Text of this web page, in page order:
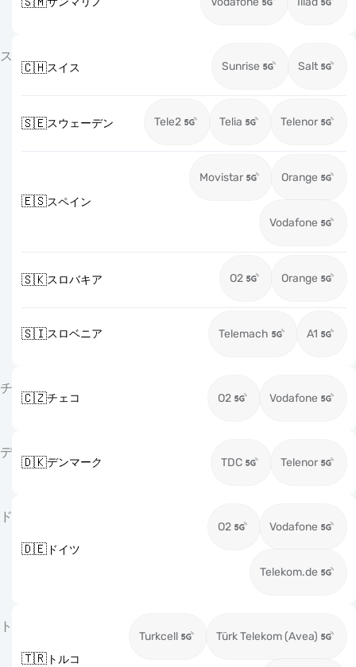
ス
🇨🇭スイス Sunrise Salt
🇸🇪スウェーデン Tele2 Telia Telenor
🇪🇸スペイン
Movistar Orange
Vodafone
🇸🇰スロバキア O2 Orange
🇸🇮スロベニア Telemach A1
チ
🇨🇿チェコ O2 Vodafone
デ
🇩🇰デンマーク TDC Telenor
ド
🇩🇪ドイツ
O2 Vodafone
Telekom.de
ト
🇹🇷トルコ
Turkcell Türk Telekom (Avea)